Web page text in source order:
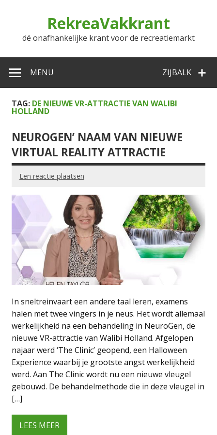
RekreaVakkrant
dé onafhankelijke krant voor de recreatiemarkt
ZIJBALK
MENU
TAG: DE NIEUWE VR-ATTRACTIE VAN WALIBI
HOLLAND
NEUROGEN’ NAAM VAN NIEUWE
VIRTUAL REALITY ATTRACTIE
Een reactie plaatsen
In sneltreinvaart een andere taal leren, examens
halen met twee vingers in je neus. Het wordt allemaal
werkelijkheid na een behandeling in NeuroGen, de
nieuwe VR-attractie van Walibi Holland. Afgelopen
najaar werd ‘The Clinic’ geopend, een Halloween
Experience waarbij je grootste angst werkelijkheid
werd. Aan The Clinic wordt nu een nieuwe vleugel
gebouwd. De behandelmethode die in deze vleugel in
[…]
LEES MEER